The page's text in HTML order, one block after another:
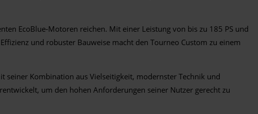
EcoBlue-Motoren reichen. Mit einer Leistung von bis zu 185 PS und
und robuster Bauweise macht den Tourneo Custom zu einem
seiner Kombination aus Vielseitigkeit, modernster Technik und
um den hohen Anforderungen seiner Nutzer gerecht zu